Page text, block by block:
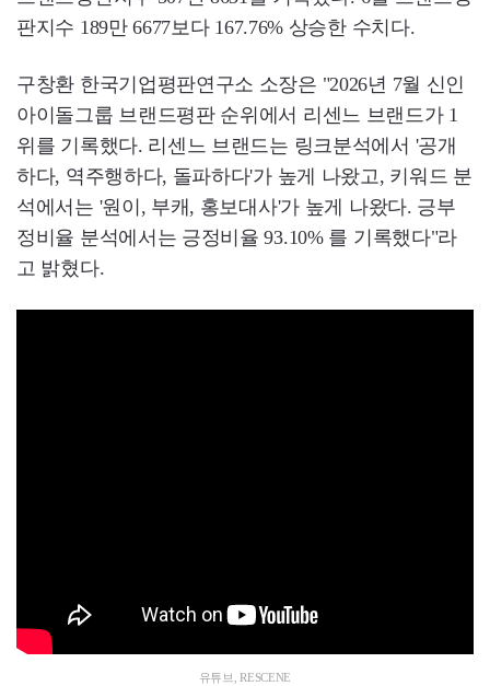
판지수 189만 6677보다 167.76% 상승한 수치다.
구창환 한국기업평판연구소 소장은 "2026년 7월 신인
아이돌그룹 브랜드평판 순위에서 리센느 브랜드가 1
위를 기록했다. 리센느 브랜드는 링크분석에서 '공개
하다, 역주행하다, 돌파하다'가 높게 나왔고, 키워드 분
석에서는 '원이, 부캐, 홍보대사'가 높게 나왔다. 긍부
정비율 분석에서는 긍정비율 93.10% 를 기록했다"라
고 밝혔다.
유튜브, RESCENE